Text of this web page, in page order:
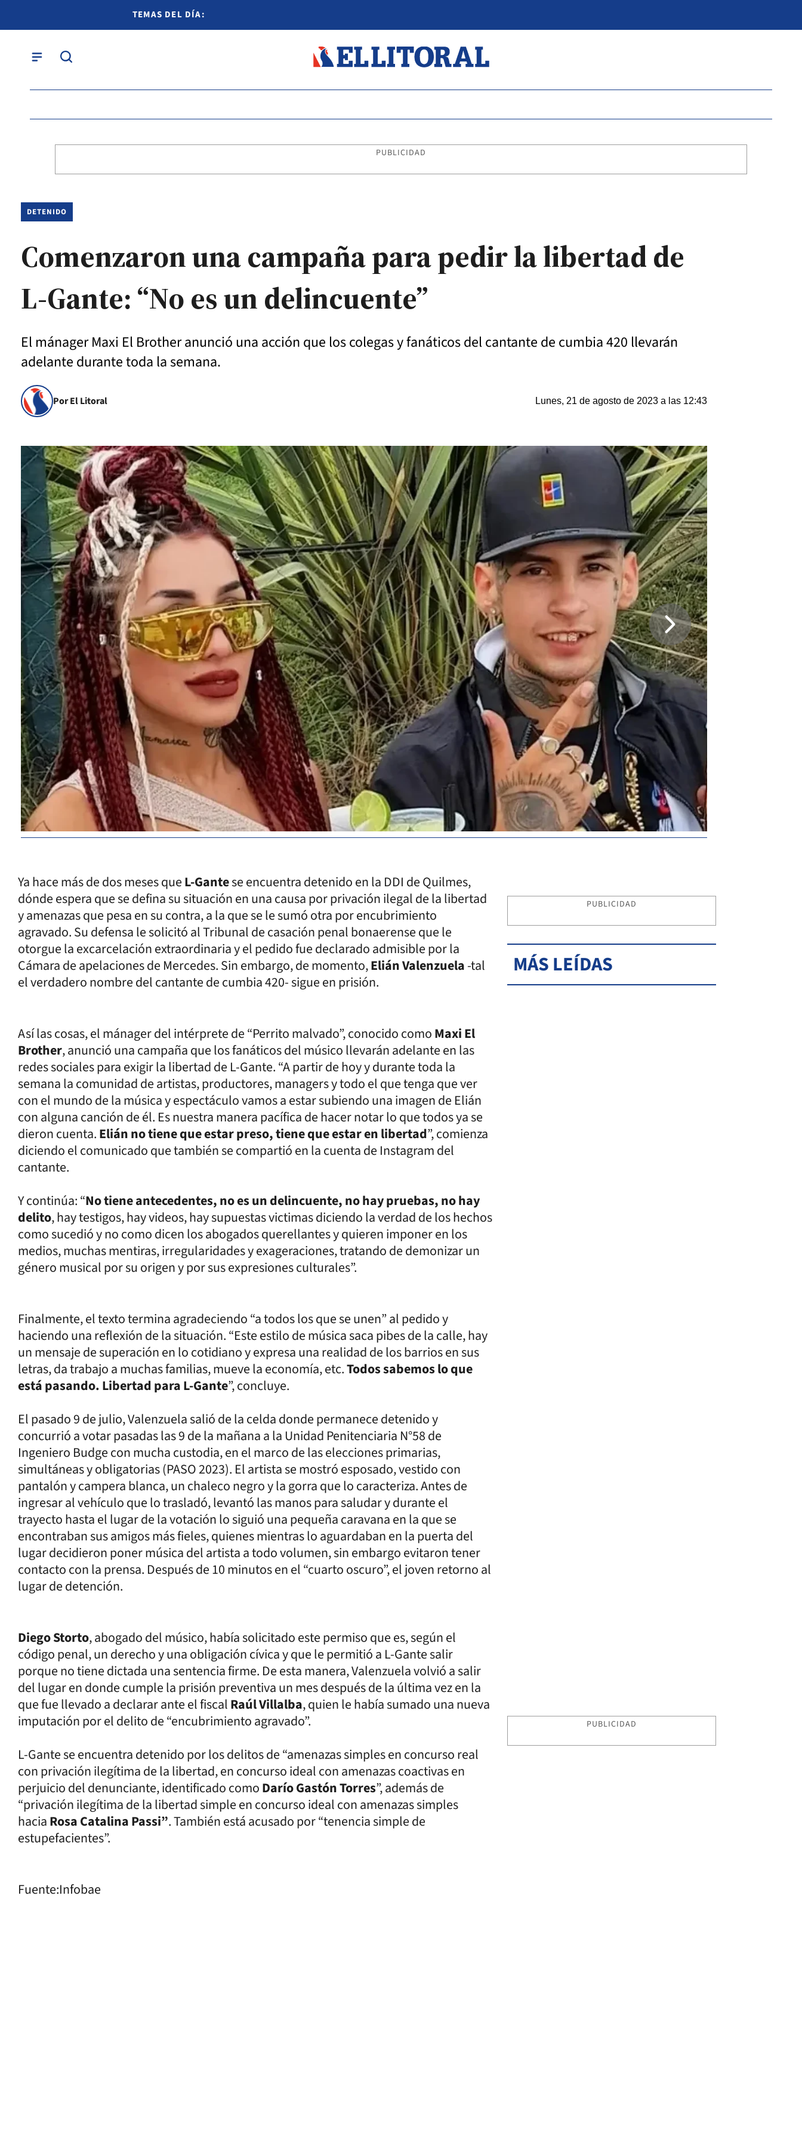
TEMAS DEL DÍA:
PUBLICIDAD
DETENIDO
Comenzaron una campaña para pedir la libertad de
L-Gante: “No es un delincuente”
El mánager Maxi El Brother anunció una acción que los colegas y fanáticos del cantante de cumbia 420 llevarán
adelante durante toda la semana.
Por El Litoral Lunes, 21 de agosto de 2023 a las 12:43
Ya hace más de dos meses queL-Gantese encuentra detenido en la DDI de Quilmes,
dónde espera que se defina su situación en una causa por privación ilegal de la libertad
y amenazas que pesa en su contra, a la que se le sumó otra por encubrimiento
agravado. Su defensa le solicitó al Tribunal de casación penal bonaerense que le
otorgue la excarcelación extraordinaria y el pedido fue declarado admisible por la
Cámara de apelaciones de Mercedes. Sin embargo, de momento,Elián Valenzuela-tal
el verdadero nombre del cantante de cumbia 420- sigue en prisión.
Así las cosas, el mánager del intérprete de “Perrito malvado”, conocido comoMaxi El
Brother, anunció una campaña que los fanáticos del músico llevarán adelante en las
redes sociales para exigir la libertad de L-Gante. “A partir de hoy y durante toda la
semana la comunidad de artistas, productores, managers y todo el que tenga que ver
con el mundo de la música y espectáculo vamos a estar subiendo una imagen de Elián
con alguna canción de él. Es nuestra manera pacífica de hacer notar lo que todos ya se
dieron cuenta.Elián no tiene que estar preso, tiene que estar en libertad”, comienza
diciendo el comunicado que también se compartió en la cuenta de Instagram del
cantante.
Y continúa: “No tiene antecedentes, no es un delincuente, no hay pruebas, no hay
delito, hay testigos, hay videos, hay supuestas victimas diciendo la verdad de los hechos
como sucedió y no como dicen los abogados querellantes y quieren imponer en los
medios, muchas mentiras, irregularidades y exageraciones, tratando de demonizar un
género musical por su origen y por sus expresiones culturales”.
Finalmente, el texto termina agradeciendo “a todos los que se unen” al pedido y
haciendo una reflexión de la situación. “Este estilo de música saca pibes de la calle, hay
un mensaje de superación en lo cotidiano y expresa una realidad de los barrios en sus
letras, da trabajo a muchas familias, mueve la economía, etc.Todos sabemos lo que
está pasando. Libertad para L-Gante”, concluye.
El pasado 9 de julio, Valenzuela salió de la celda donde permanece detenido y
concurrió a votar pasadas las 9 de la mañana a la Unidad Penitenciaria N°58 de
Ingeniero Budge con mucha custodia, en el marco de las elecciones primarias,
simultáneas y obligatorias (PASO 2023). El artista se mostró esposado, vestido con
pantalón y campera blanca, un chaleco negro y la gorra que lo caracteriza. Antes de
ingresar al vehículo que lo trasladó, levantó las manos para saludar y durante el
trayecto hasta el lugar de la votación lo siguió una pequeña caravana en la que se
encontraban sus amigos más fieles, quienes mientras lo aguardaban en la puerta del
lugar decidieron poner música del artista a todo volumen, sin embargo evitaron tener
contacto con la prensa. Después de 10 minutos en el “cuarto oscuro”, el joven retorno al
lugar de detención.
Diego Storto, abogado del músico, había solicitado este permiso que es, según el
código penal, un derecho y una obligación cívica y que le permitió a L-Gante salir
porque no tiene dictada una sentencia firme. De esta manera, Valenzuela volvió a salir
del lugar en donde cumple la prisión preventiva un mes después de la última vez en la
que fue llevado a declarar ante el fiscalRaúl Villalba, quien le había sumado una nueva
imputación por el delito de “encubrimiento agravado”.
L-Gante se encuentra detenido por los delitos de “amenazas simples en concurso real
con privación ilegítima de la libertad, en concurso ideal con amenazas coactivas en
perjuicio del denunciante, identificado comoDarío Gastón Torres”, además de
“privación ilegítima de la libertad simple en concurso ideal con amenazas simples
haciaRosa Catalina Passi”. También está acusado por “tenencia simple de
estupefacientes”.
Fuente:Infobae
PUBLICIDAD
MÁS LEÍDAS
PUBLICIDAD